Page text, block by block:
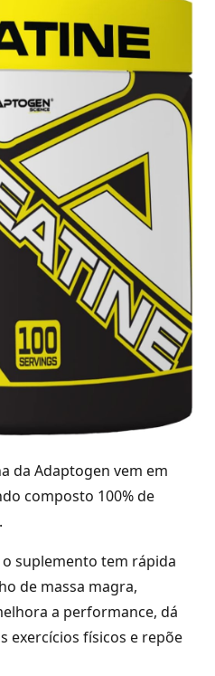
da Adaptogen vem em
composto 100% de
suplemento tem rápida
de massa magra,
a performance, dá
exercícios físicos e repõe